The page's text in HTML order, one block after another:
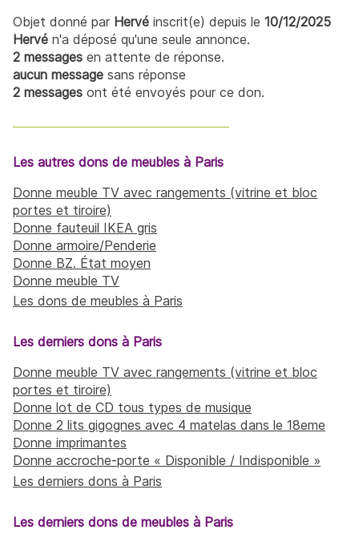
Objet donné par Hervé inscrit(e) depuis le 10/12/2025
Hervé n'a déposé qu'une seule annonce.
2 messages en attente de réponse.
aucun message sans réponse
2 messages ont été envoyés pour ce don.
Les autres dons de meubles à Paris
Donne meuble TV avec rangements (vitrine et bloc
portes et tiroire)
Donne fauteuil IKEA gris
Donne armoire/Penderie
Donne BZ. État moyen
Donne meuble TV
Les dons de meubles à Paris
Les derniers dons à Paris
Donne meuble TV avec rangements (vitrine et bloc
portes et tiroire)
Donne lot de CD tous types de musique
Donne 2 lits gigognes avec 4 matelas dans le 18eme
Donne imprimantes
Donne accroche-porte « Disponible / Indisponible »
Les derniers dons à Paris
Les derniers dons de meubles à Paris